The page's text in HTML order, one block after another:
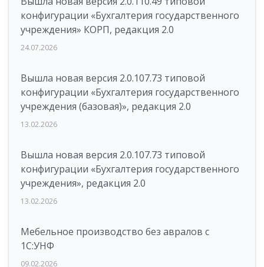
конфигурации «Бухгалтерия государственного
учреждения» КОРП, редакция 2.0
24.07.2026
Вышла новая версия 2.0.107.73 типовой
конфигурации «Бухгалтерия государственного
учреждения (базовая)», редакция 2.0
13.02.2026
Вышла новая версия 2.0.107.73 типовой
конфигурации «Бухгалтерия государственного
учреждения», редакция 2.0
13.02.2026
Мебельное производство без авралов с
1С:УНФ
09.02.2026